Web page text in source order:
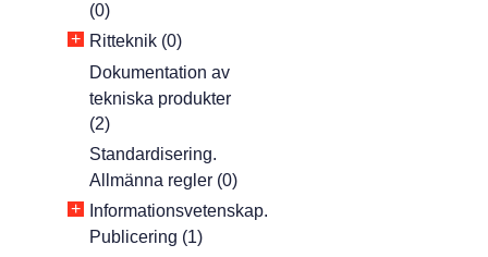
(0)
+ Ritteknik (0)
Dokumentation av
tekniska produkter
(2)
Standardisering.
Allmänna regler (0)
+ Informationsvetenskap.
Publicering (1)